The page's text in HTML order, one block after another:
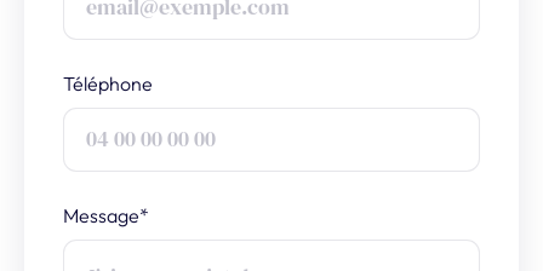
Téléphone
Message*